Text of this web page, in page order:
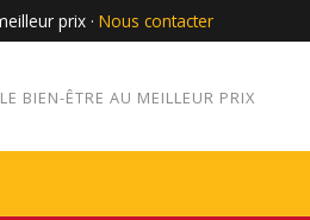
prix · Nous contacter
LE BIEN-ÊTRE AU MEILLEUR PRIX